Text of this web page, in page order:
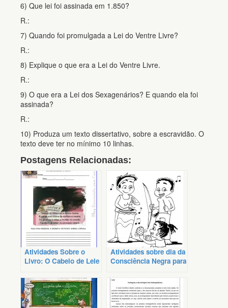
6) Que lei foi assinada em 1.850?
R.:
7) Quando foi promulgada a Lei do Ventre Livre?
R.:
8) Explique o que era a Lei do Ventre Livre.
R.:
9) O que era a Lei dos Sexagenários? E quando ela foi
assinada?
R.:
10) Produza um texto dissertativo, sobre a escravidão. O
texto deve ter no mínimo 10 linhas.
Postagens Relacionadas:
Atividades Sobre o
Livro: O Cabelo de Lele
Atividades sobre dia da
Consciência Negra para